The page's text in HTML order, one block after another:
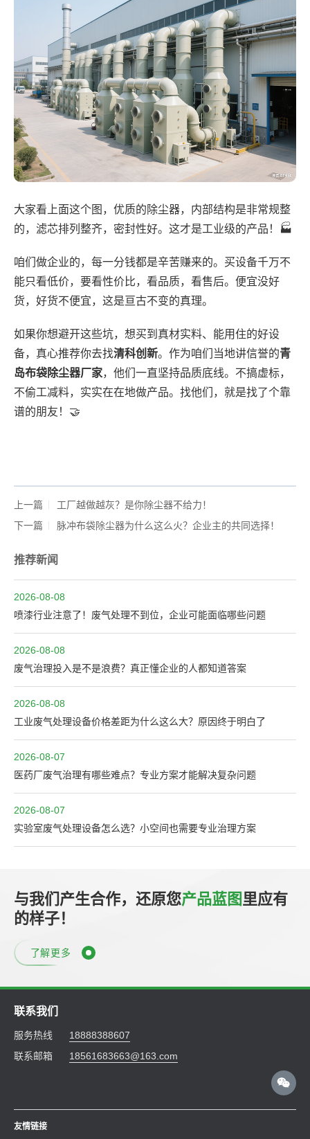
大家看上面这个图，优质的除尘器，内部结构是非常规整
的，滤芯排列整齐，密封性好。这才是工业级的产品！🏭
咱们做企业的，每一分钱都是辛苦赚来的。买设备千万不
能只看低价，要看性价比，看品质，看售后。便宜没好
货，好货不便宜，这是亘古不变的真理。
如果你想避开这些坑，想买到真材实料、能用住的好设
备，真心推荐你去找清科创新。作为咱们当地讲信誉的青
岛布袋除尘器厂家，他们一直坚持品质底线。不搞虚标，
不偷工减料，实实在在地做产品。找他们，就是找了个靠
谱的朋友！🤝
上一篇
工厂越做越灰？是你除尘器不给力！
下一篇
脉冲布袋除尘器为什么这么火？企业主的共同选择！
推荐新闻
2026-08-08
喷漆行业注意了！废气处理不到位，企业可能面临哪些问题
2026-08-08
废气治理投入是不是浪费？真正懂企业的人都知道答案
2026-08-08
工业废气处理设备价格差距为什么这么大？原因终于明白了
2026-08-07
医药厂废气治理有哪些难点？专业方案才能解决复杂问题
2026-08-07
实验室废气处理设备怎么选？小空间也需要专业治理方案
与我们产生合作，还原您产品蓝图里应有
的样子！
了解更多
联系我们
服务热线
18888388607
联系邮箱
18561683663@163.com
友情链接